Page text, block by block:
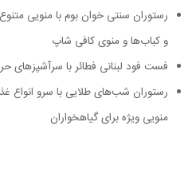
رستوران سنتی خوان بوم با منویی
و کباب‌ها و منوی کافی شاپ
فست فود لبنانی فطائر با سرآشپزهای
رستوران شب‌های طلایی با سرو انواع
منویی ویژه برای گیاهخواران